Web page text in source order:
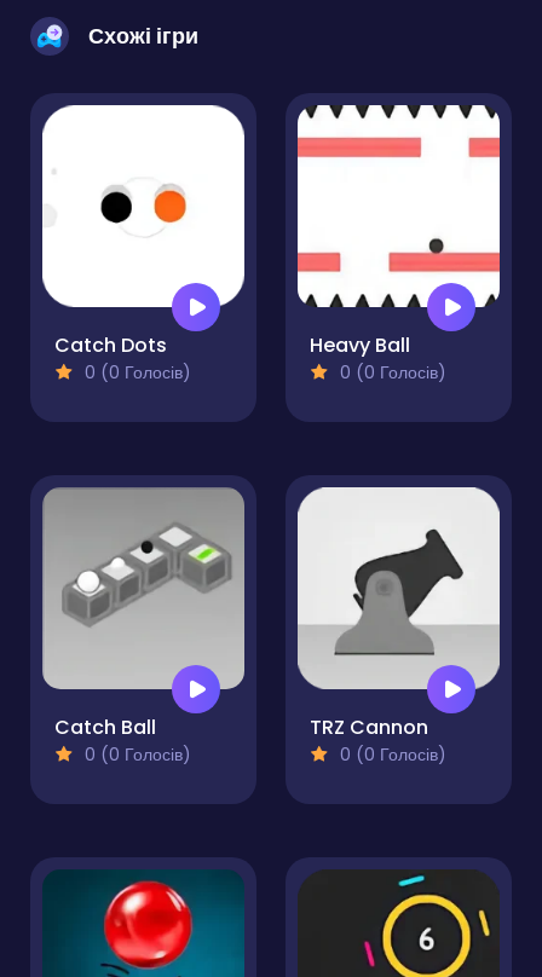
Схожі ігри
Catch Dots
0 (0 Голосів)
Heavy Ball
0 (0 Голосів)
Catch Ball
0 (0 Голосів)
TRZ Cannon
0 (0 Голосів)